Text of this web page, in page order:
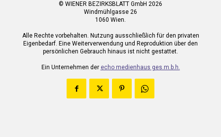
© WIENER BEZIRKSBLATT GmbH 2026
Windmühlgasse 26
1060 Wien.
Alle Rechte vorbehalten. Nutzung ausschließlich für den privaten
Eigenbedarf. Eine Weiterverwendung und Reproduktion über den
persönlichen Gebrauch hinaus ist nicht gestattet.
Ein Unternehmen der echo medienhaus ges.m.b.h.